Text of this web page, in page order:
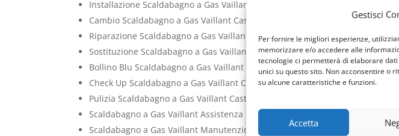
Gestisci
Per fornire le migliori esperienze,
memorizzare e/o accedere alle
tecnologie ci permetterà di elaborare
unici su questo sito. Non acconsentire o
su alcune caratteristiche e funzioni.
Accetta
Installazione Scaldabagno a Gas Vaillant Castel Madama
Cambio Scaldabagno a Gas Vaillant Castel Madama
Riparazione Scaldabagno a Gas Vaillant Castel Madama
Sostituzione Scaldabagno a Gas Vaillant Castel Madama
Bollino Blu Scaldabagno a Gas Vaillant Castel Madama
Check Up Scaldabagno a Gas Vaillant Castel Madama
Pulizia Scaldabagno a Gas Vaillant Castel Madama
Scaldabagno a Gas Vaillant Assistenza Castel Madama
Scaldabagno a Gas Vaillant Manutenzione Castel Madama